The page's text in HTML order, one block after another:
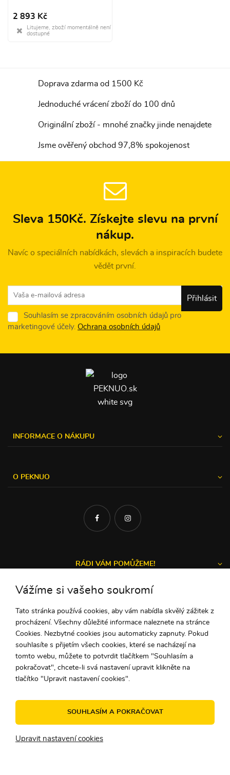
2 893 Kč
Litujeme, zboží momentálně není
dostupné
Doprava zdarma od 1500 Kč
Jednoduché vrácení zboží do 100 dnů
Originální zboží - mnohé značky jinde nenajdete
Jsme ověřený obchod 97,8% spokojenost
Sleva 150Kč. Získejte slevu na první
nákup.
Navíc o speciálních nabídkách, slevách a inspiracích budete
vědět první.
Souhlasím se zpracováním osobních údajů pro
marketingové účely. Ochrana osobních údajů
INFORMACE O NÁKUPU
O PEKNUO
RÁDI VÁM POMŮŽEME!
Michal a Zuzka
ZÁKAZNICKÝ SERVIS
+42 1948732 275
ahoj@peknuo.cz
© 2010 - 2026 PEKNUO - Originální doplňky a dárky. Udělejte si
Vážíme si vašeho soukromí
Tato stránka používá cookies, aby vám nabídla skvělý zážitek z
procházení. Všechny důležité informace naleznete na stránce
Cookies. Nezbytné cookies jsou automaticky zapnuty. Pokud
souhlasíte s přijetím všech cookies, které se nacházejí na
tomto webu, můžete to potvrdit tlačítkem "Souhlasím a
pokračovat", chcete-li svá nastavení upravit klikněte na
tlačítko "Upravit nastavení cookies".
SOUHLASÍM A POKRAČOVAT
Upravit nastavení cookies